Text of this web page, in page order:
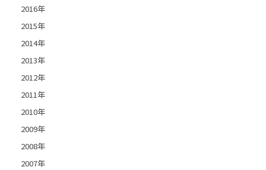
2016年
2015年
2014年
2013年
2012年
2011年
2010年
2009年
2008年
2007年